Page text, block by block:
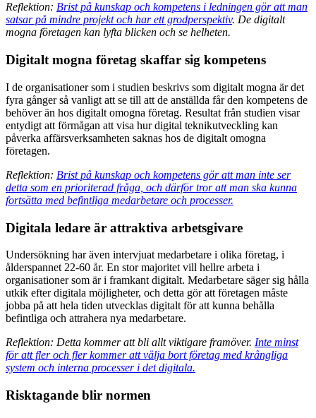
Reflektion: Brist på kunskap och kompetens i ledningen gör att man
satsar på mindre projekt och har ett grodperspektiv. De digitalt
mogna företagen kan lyfta blicken och se helheten.
Digitalt mogna företag skaffar sig kompetens
I de organisationer som i studien beskrivs som digitalt mogna är det
fyra gånger så vanligt att se till att de anställda får den kompetens de
behöver än hos digitalt omogna företag. Resultat från studien visar
entydigt att förmågan att visa hur digital teknikutveckling kan
påverka affärsverksamheten saknas hos de digitalt omogna
företagen.
Reflektion: Brist på kunskap och kompetens gör att man inte ser
detta som en prioriterad fråga, och därför tror att man ska kunna
fortsätta med befintliga medarbetare och processer.
Digitala ledare är attraktiva arbetsgivare
Undersökning har även intervjuat medarbetare i olika företag, i
ålderspannet 22-60 år. En stor majoritet vill hellre arbeta i
organisationer som är i framkant digitalt. Medarbetare säger sig hålla
utkik efter digitala möjligheter, och detta gör att företagen måste
jobba på att hela tiden utvecklas digitalt för att kunna behålla
befintliga och attrahera nya medarbetare.
Reflektion: Detta kommer att bli allt viktigare framöver. Inte minst
för att fler och fler kommer att välja bort företag med krångliga
system och interna processer i det digitala.
Risktagande blir normen